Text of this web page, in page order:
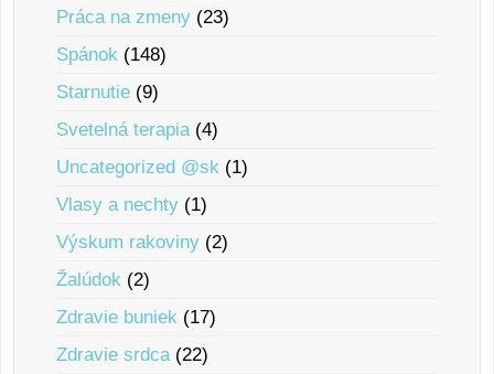
Práca na zmeny (23)
Spánok (148)
Starnutie (9)
Svetelná terapia (4)
Uncategorized @sk (1)
Vlasy a nechty (1)
Výskum rakoviny (2)
Žalúdok (2)
Zdravie buniek (17)
Zdravie srdca (22)